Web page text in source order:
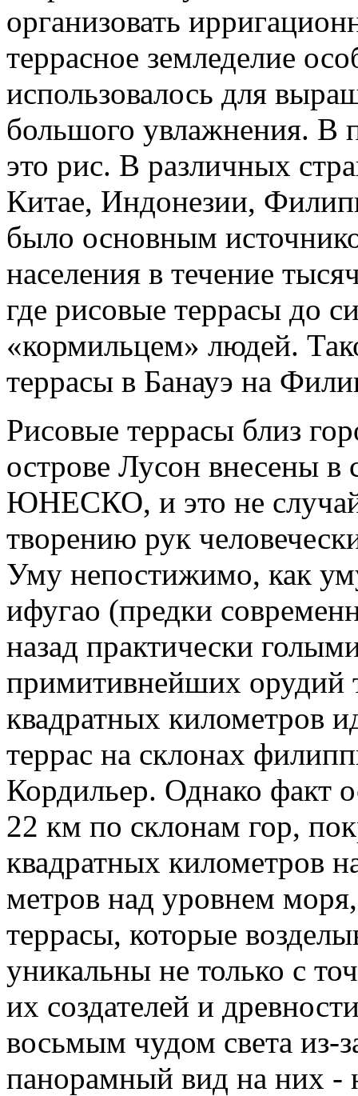
организовать
террасное земледелие
использовалось для
большого увлажнения. В
это рис. В различных
Китае, Индонезии,
было основным
населения в течение
где рисовые террасы до
«кормильцем» людей.
террасы в Банауэ на
Рисовые террасы близ
острове Лусон внесены в
ЮНЕСКО, и это не
творению рук
Уму непостижимо, как
ифугао (предки
назад практически
примитивнейших орудий
квадратных километров
террас на склонах
Кордильер. Однако факт
22 км по склонам гор,
квадратных километров
метров над уровнем
террасы, которые
уникальны не только с
их создателей и
восьмым чудом света из-
панорамный вид на них -